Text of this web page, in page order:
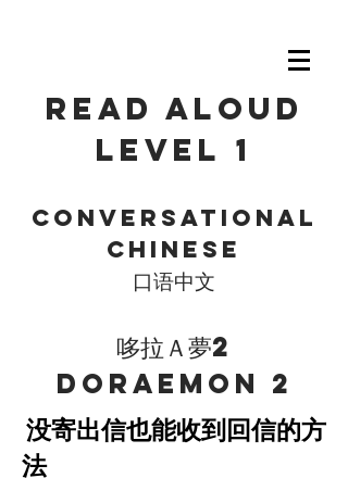
Read Aloud
level 1
Conversational
Chinese
口语中文
哆拉Ａ夢2
Doraemon 2
没寄出信也能收到回信的方
法